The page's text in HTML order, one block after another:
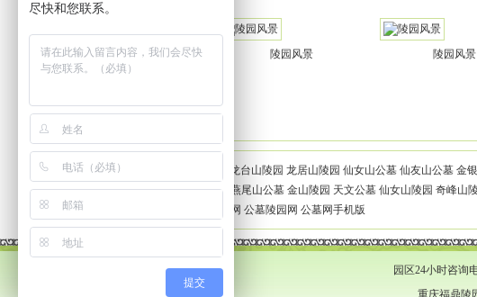
陵园风景 陵园风景 陵园风景
龙台山陵园 龙居山陵园 仙女山公墓 仙友山公墓 金
仙居山陵园
燕尾山公墓 金山陵园 天文公墓 仙女山陵园 奇峰山
重庆殡葬网 公墓陵园网 公墓网手机版
园区24小时咨询
重庆福鼎陵
尽快和您联系。
提交